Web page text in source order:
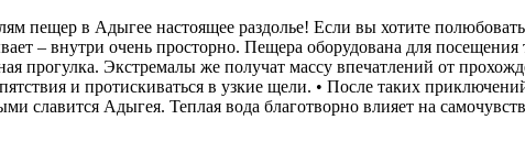
пещер в Адыгее настоящее раздолье! Если вы хотите
– внутри очень просторно. Пещера оборудована для
прогулка. Экстремалы же получат массу впечатлений от
и протискиваться в узкие щели. • После таких
славится Адыгея. Теплая вода благотворно влияет на